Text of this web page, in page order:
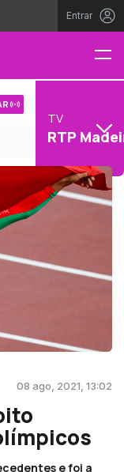
Entrar
TV
RTP
08 ago, 2021, 13:02
e foi a